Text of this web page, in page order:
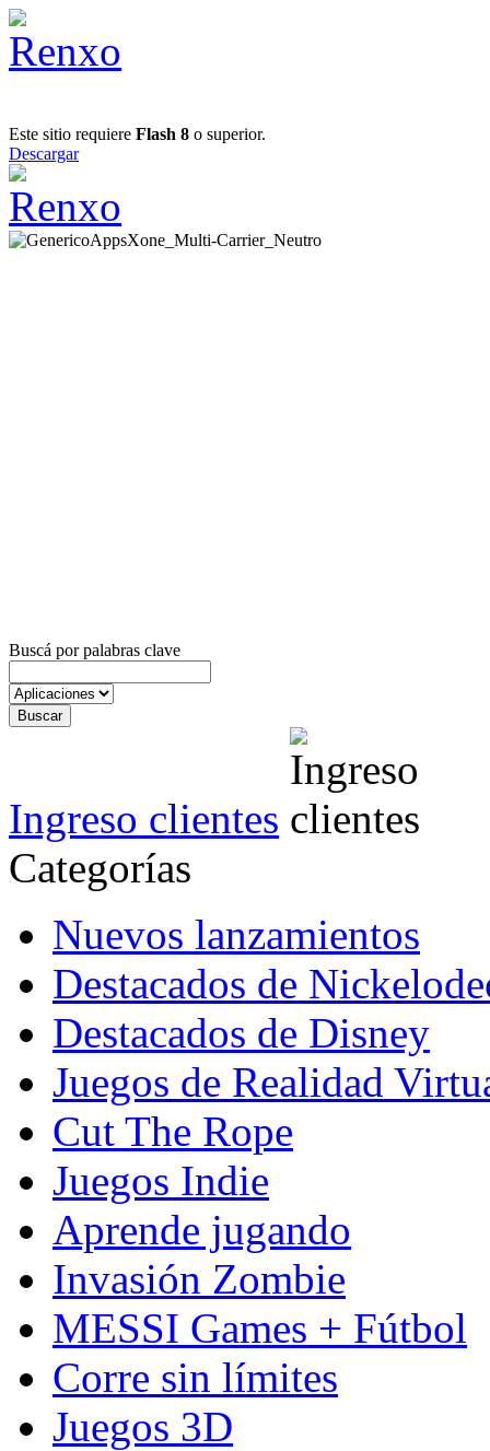
Este sitio requiere Flash 8 o superior.
Descargar
Buscá por palabras clave
Ingreso clientes
Categorías
Nuevos lanzamientos
Destacados de
Destacados de Disney
Juegos de Realidad
Cut The Rope
Juegos Indie
Aprende jugando
Invasión Zombie
MESSI Games + Fútbol
Corre sin límites
Juegos 3D